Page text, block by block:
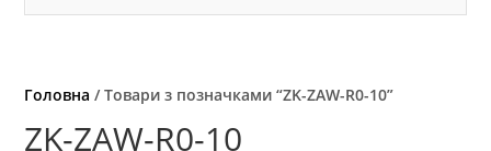
Головна / Товари з позначками “ZK-ZAW-R0-10”
ZK-ZAW-R0-10